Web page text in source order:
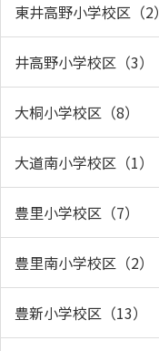
東井高野小学校区（2）
井高野小学校区（3）
大桐小学校区（8）
大道南小学校区（1）
豊里小学校区（7）
豊里南小学校区（2）
豊新小学校区（13）